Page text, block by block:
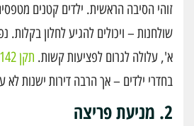
זוהי הסיבה הראשית. ילדים קטנים
שולחנות – ויכולים להגיע לחלון בקלות.
א', עלולה לגרום לפציעות קשות. תקן 1142
בחדרי ילדים – אך הרבה דירות ישנות לא
2. מניעת פריצה